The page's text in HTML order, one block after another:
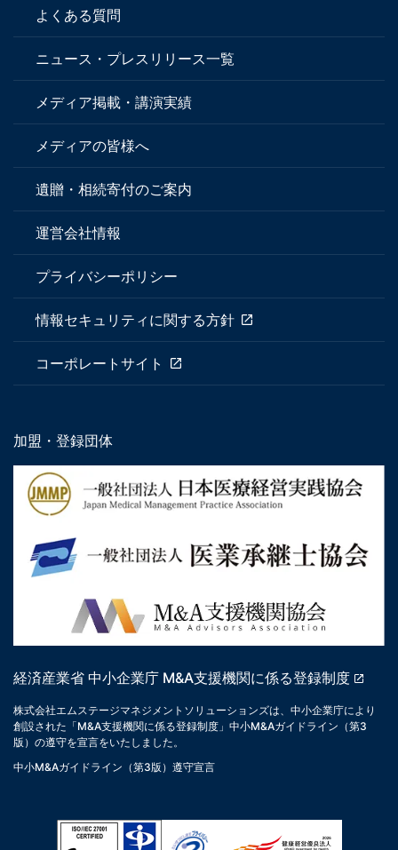
よくある質問
ニュース・プレスリリース一覧
メディア掲載・講演実績
メディアの皆様へ
遺贈・相続寄付のご案内
運営会社情報
プライバシーポリシー
情報セキュリティに関する方針
コーポレートサイト
加盟・登録団体
経済産業省 中小企業庁 M&A支援機関に係る登録制度
株式会社エムステージマネジメントソリューションズは、中小企業庁により
創設された「M&A支援機関に係る登録制度」中小M&Aガイドライン（第3
版）の遵守を宣言をいたしました。
中小M&Aガイドライン（第3版）遵守宣言